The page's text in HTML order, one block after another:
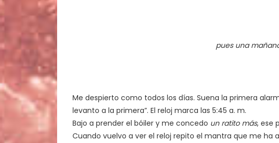
pues una
Me despierto como todos los días. Suena la primera
levanto a la primera”. El reloj marca las 5:45 a. m.
Bajo a prender el bóiler y me concedo un ratito más, ese
Cuando vuelvo a ver el reloj repito el mantra que me ha